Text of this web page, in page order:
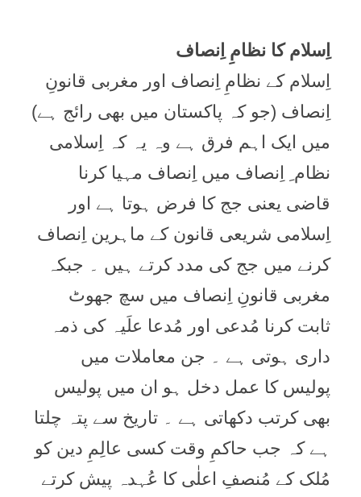
اِسلام کا نظامِ اِنصاف
اِسلام کے نظامِ اِنصاف اور مغربی قانونِ
اِنصاف (جو کہ پاکستان میں بھی رائج ہے)
میں ایک اہم فرق ہے وہ یہ کہ اِسلامی
نظام ِ اِنصاف میں اِنصاف مہیا کرنا
قاضی یعنی جج کا فرض ہوتا ہے اور
اِسلامی شریعی قانون کے ماہرین اِنصاف
کرنے میں جج کی مدد کرتے ہیں ۔ جبکہ
مغربی قانونِ اِنصاف میں سچ جھوٹ
ثابت کرنا مُدعی اور مُدعا علَیہ کی ذمہ
داری ہوتی ہے ۔ جن معاملات میں
پولیس کا عمل دخل ہو ان میں پولیس
بھی کرتب دکھاتی ہے ۔ تاریخ سے پتہ چلتا
ہے کہ جب حاکمِ وقت کسی عالِمِ دین کو
مُلک کے مُنصفِ اعلٰی کا عُہدہ پیش کرتے